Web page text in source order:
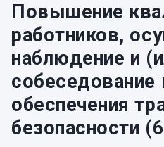
Повышение
работников,
наблюдение и
собеседование
обеспечения
безопасности